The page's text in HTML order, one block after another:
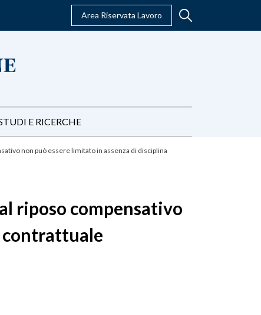
Area Riservata Lavoro
E RICERCHE
non può essere limitato in assenza di disciplina
riposo compensativo
contrattuale